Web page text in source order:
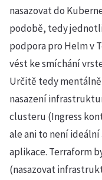
nasazovat do
podobě, tedy
podpora pro Helm v
vést ke smíchání
Určitě tedy
nasazení
clusteru (Ingress
ale ani to není
aplikace. Terraform
(nasazovat